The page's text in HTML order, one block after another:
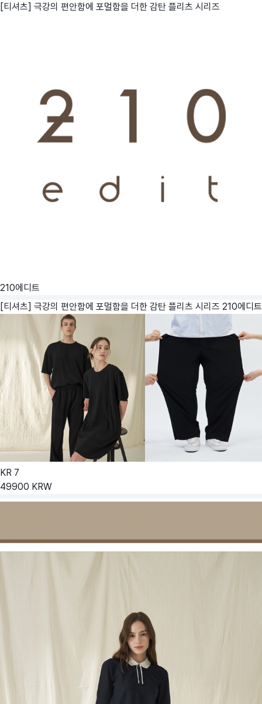
[티셔츠] 극강의 편안함에 포멀함을 더한 감탄 플리츠 시리즈
210에디트
[티셔츠] 극강의 편안함에 포멀함을 더한 감탄 플리츠 시리즈 210에디트
KR 7
49900 KRW